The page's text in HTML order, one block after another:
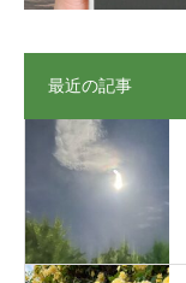
最近の記事